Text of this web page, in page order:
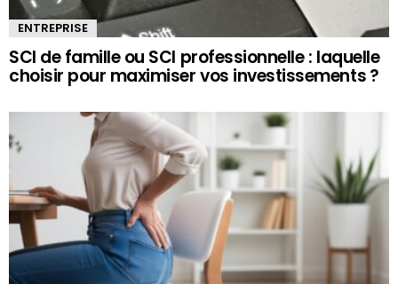
ENTREPRISE
SCI de famille ou SCI professionnelle : laquelle
choisir pour maximiser vos investissements ?